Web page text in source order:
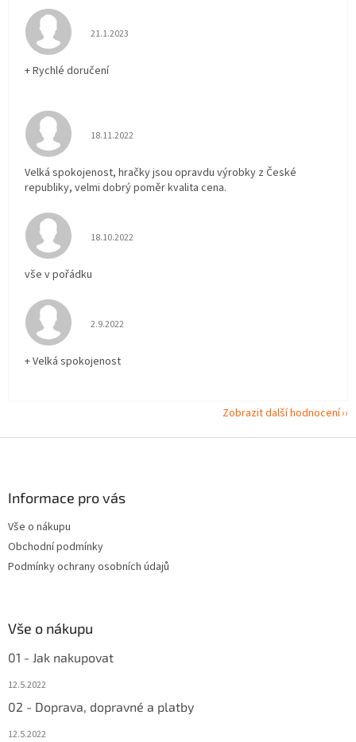
Hodnocení obchodu je 5 z 5 hvězdiček.
21.1.2023
+ Rychlé doručení
Hodnocení obchodu je 5 z 5 hvězdiček.
18.11.2022
Velká spokojenost, hračky jsou opravdu výrobky z České
republiky, velmi dobrý poměr kvalita cena.
Hodnocení obchodu je 5 z 5 hvězdiček.
18.10.2022
vše v pořádku
Hodnocení obchodu je 5 z 5 hvězdiček.
2.9.2022
+ Velká spokojenost
Zobrazit další hodnocení
Informace pro vás
Vše o nákupu
Obchodní podmínky
Podmínky ochrany osobních údajů
Vše o nákupu
01 - Jak nakupovat
12.5.2022
02 - Doprava, dopravné a platby
12.5.2022